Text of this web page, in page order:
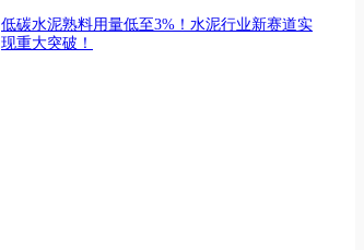
低碳水泥熟料用量低至3%！水泥行业新赛道实
现重大突破！